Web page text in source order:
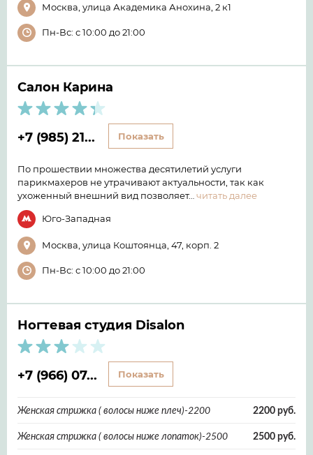
Москва, улица Академика Анохина, 2 к1
Пн-Вс: с 10:00 до 21:00
Салон Карина
+7 (985) 21... Показать
По прошествии множества десятилетий услуги
парикмахеров не утрачивают актуальности, так как
ухоженный внешний вид позволяет… читать далее
Юго-Западная
Москва, улица Коштоянца, 47, корп. 2
Пн-Вс: с 10:00 до 21:00
Ногтевая студия Disalon
+7 (966) 07... Показать
Женская стрижка ( волосы ниже плеч)-2200 2200 руб.
Женская стрижка ( волосы ниже лопаток)-2500 2500 руб.